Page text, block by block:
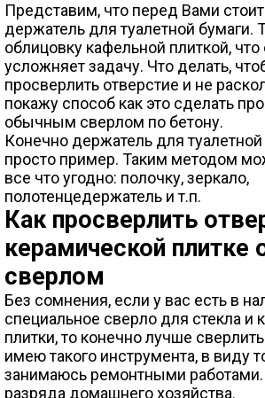
Представим, что перед Вами
держатель для туалетной бумаги.
облицовку кафельной плиткой,
усложняет задачу. Что делать,
просверлить отверстие и не
покажу способ как это сделать
обычным сверлом по бетону.
Конечно держатель для туалетной
просто пример. Таким методом
все что угодно: полочку, зеркало,
полотенцедержатель и т.п.
Как просверлить
керамической
сверлом
Без сомнения, если у вас есть в
специальное сверло для стекла и
плитки, то конечно лучше
имею такого инструмента, в виду
занимаюсь ремонтными работами.
разряда домашнего хозяйства.